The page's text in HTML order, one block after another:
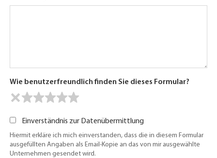
Wie benutzerfreundlich finden Sie dieses Formular?
Einverständnis zur Datenübermittlung
Hiermit erkläre ich mich einverstanden, dass die in diesem Formular
ausgefüllten Angaben als Email-Kopie an das von mir ausgewählte
Unternehmen gesendet wird.